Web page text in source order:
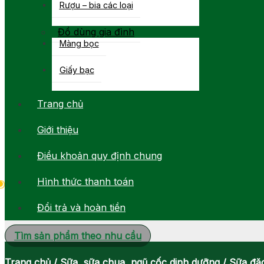
Rượu – bia các loại
Đồ dùng gia đình
Màng bọc
Giấy bạc
Trang chủ
Giới thiệu
Điều khoản quy định chung
Hình thức thanh toán
Đổi trả và hoàn tiền
Tìm sản phẩm theo nhu cầu